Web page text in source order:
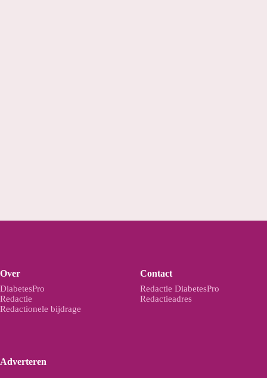
Over
DiabetesPro
Redactie
Redactionele bijdrage
Adverteren
Contact
Redactie DiabetesPro
Redactieadres